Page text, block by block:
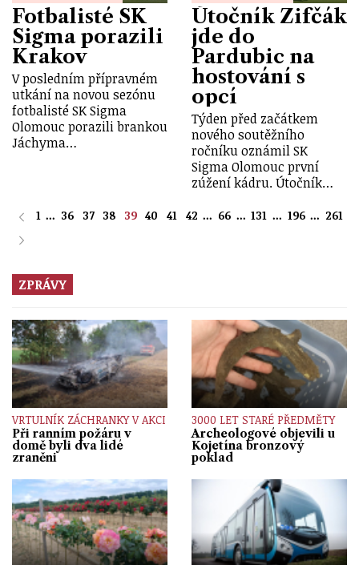
Fotbalisté SK
Sigma porazili
Krakov
V posledním přípravném
utkání na novou sezónu
fotbalisté SK Sigma
Olomouc porazili brankou
Jáchyma…
Útočník Zifčák
jde do
Pardubic na
hostování s
opcí
Týden před začátkem
nového soutěžního
ročníku oznámil SK
Sigma Olomouc první
zúžení kádru. Útočník…
1 ... 36 37 38 39 40 41 42 ... 66 ... 131 ... 196 ... 261
ZPRÁVY
VRTULNÍK ZÁCHRANKY V AKCI
Při ranním požáru v
domě byli dva lidé
zraněni
3000 LET STARÉ PŘEDMĚTY
Archeologové objevili u
Kojetína bronzový
poklad